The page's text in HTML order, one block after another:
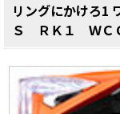
リングにかけろ1
Ｓ ＲＫ１ ＷＣ